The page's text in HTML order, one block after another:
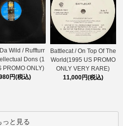
Wild / Ruffturr
Dons (1
PROMO ONLY)
円(税込)
Battlecat / On Top Of The
World(1995 US PROMO
ONLY VERY RARE)
11,000円(税込)
っと見る